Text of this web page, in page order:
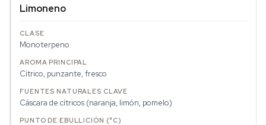
Limoneno
Monoterpeno
Cítrico, punzante, fresco
Cáscara de cítricos (naranja, limón, pomelo)